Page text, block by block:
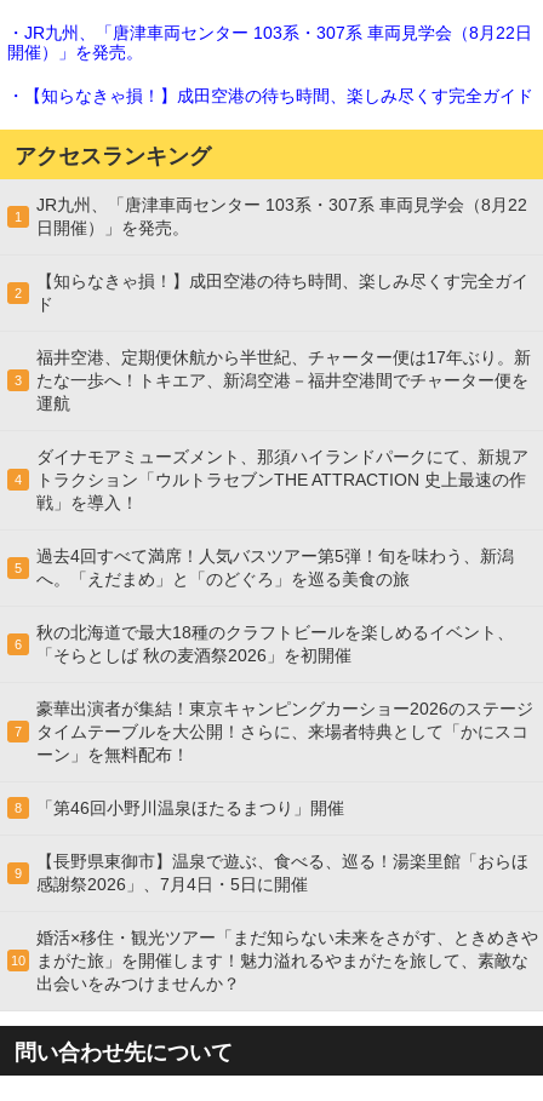
・JR九州、「唐津車両センター 103系・307系 車両見学会（8月22日
開催）」を発売。
・【知らなきゃ損！】成田空港の待ち時間、楽しみ尽くす完全ガイド
アクセスランキング
1
JR九州、「唐津車両センター 103系・307系 車両見学会（8月22
日開催）」を発売。
2
【知らなきゃ損！】成田空港の待ち時間、楽しみ尽くす完全ガイ
ド
3
福井空港、定期便休航から半世紀、チャーター便は17年ぶり。新
たな一歩へ！トキエア、新潟空港－福井空港間でチャーター便を
運航
4
ダイナモアミューズメント、那須ハイランドパークにて、新規ア
トラクション「ウルトラセブンTHE ATTRACTION 史上最速の作
戦」を導入！
5
過去4回すべて満席！人気バスツアー第5弾！旬を味わう、新潟
へ。「えだまめ」と「のどぐろ」を巡る美食の旅
6
秋の北海道で最大18種のクラフトビールを楽しめるイベント、
「そらとしば 秋の麦酒祭2026」を初開催
7
豪華出演者が集結！東京キャンピングカーショー2026のステージ
タイムテーブルを大公開！さらに、来場者特典として「かにスコ
ーン」を無料配布！
8 「第46回小野川温泉ほたるまつり」開催
9
【長野県東御市】温泉で遊ぶ、食べる、巡る！湯楽里館「おらほ
感謝祭2026」、7月4日・5日に開催
10
婚活×移住・観光ツアー「まだ知らない未来をさがす、ときめきや
まがた旅」を開催します！魅力溢れるやまがたを旅して、素敵な
出会いをみつけませんか？
問い合わせ先について